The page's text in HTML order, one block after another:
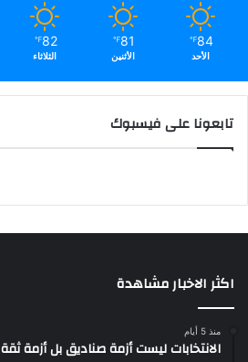
84
℉
الأحد
81
℉
الأثنين
82
℉
الثلاثاء
تابعونا على فيسبوك
اكثر الاخبار مشاهدة
منذ 5 أيام
الانتخابات ليست أزمة صناديق بل أزمة ثقة